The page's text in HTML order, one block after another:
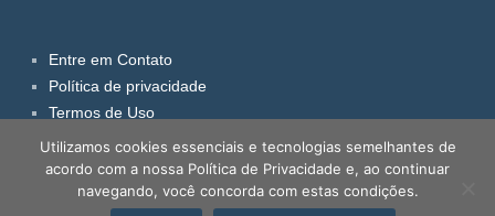
Entre em Contato
Política de privacidade
Termos de Uso
Sobre Nós
Utilizamos cookies essenciais e tecnologias semelhantes de
acordo com a nossa Política de Privacidade e, ao continuar
navegando, você concorda com estas condições.